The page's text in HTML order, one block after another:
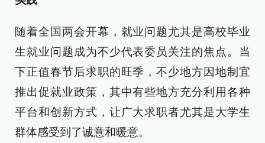
随着全国两会开幕，就业问题尤其是高校毕业
生就业问题成为不少代表委员关注的焦点。当
下正值春节后求职的旺季，不少地方因地制宜
推出促就业政策，其中有些地方充分利用各种
平台和创新方式，让广大求职者尤其是大学生
群体感受到了诚意和暖意。